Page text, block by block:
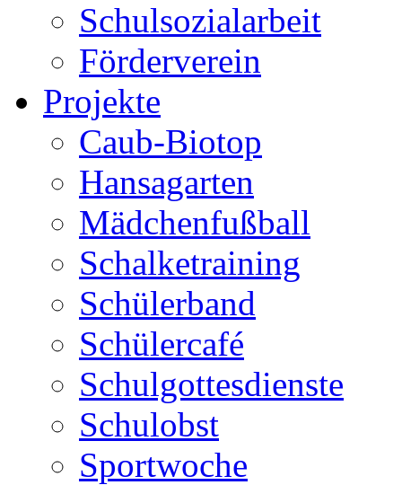
Schulsozialarbeit
Förderverein
Projekte
Caub-Biotop
Hansagarten
Mädchenfußball
Schalketraining
Schülerband
Schülercafé
Schulgottesdienste
Schulobst
Sportwoche